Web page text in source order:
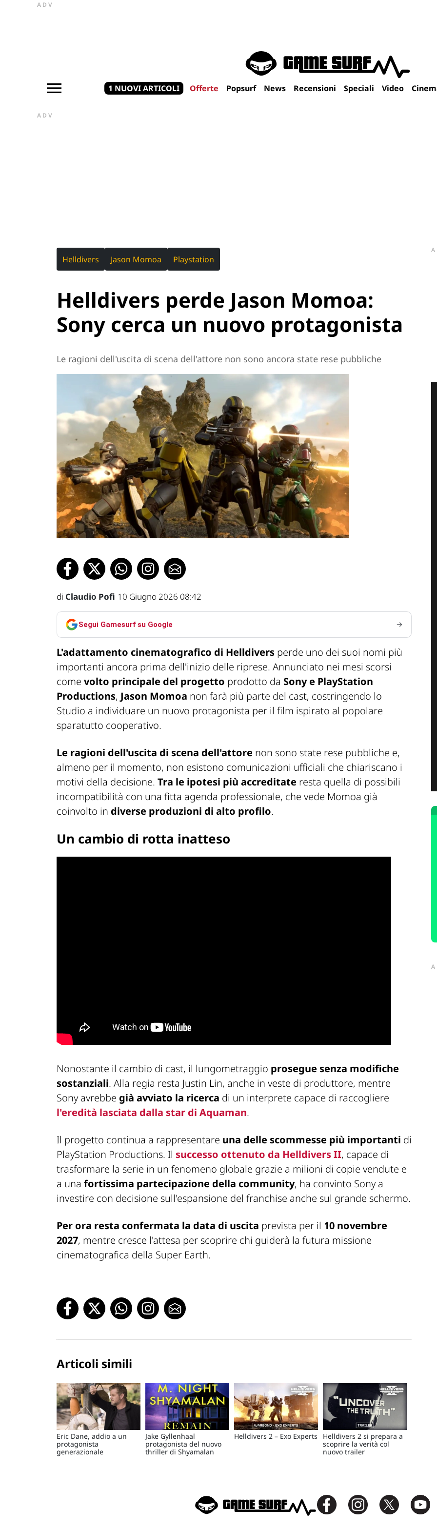
ADV
1 NUOVI ARTICOLI Offerte Popsurf News Recensioni Speciali Video
ADV
Helldivers Jason Momoa Playstation
Helldivers perde Jason Momoa:
Sony cerca un nuovo protagonista
Le ragioni dell'uscita di scena dell'attore non sono ancora state rese pubbliche
di Claudio Pofi 10 Giugno 2026 08:42
Segui Gamesurf su Google
L'adattamento cinematografico di Helldivers perde uno dei suoi nomi più
importanti ancora prima dell'inizio delle riprese. Annunciato nei mesi scorsi
come volto principale del progetto prodotto da Sony e PlayStation
Productions, Jason Momoa non farà più parte del cast, costringendo lo
Studio a individuare un nuovo protagonista per il film ispirato al popolare
sparatutto cooperativo.
Le ragioni dell'uscita di scena dell'attore non sono state rese pubbliche e,
almeno per il momento, non esistono comunicazioni ufficiali che chiariscano i
motivi della decisione. Tra le ipotesi più accreditate resta quella di possibili
incompatibilità con una fitta agenda professionale, che vede Momoa già
coinvolto in diverse produzioni di alto profilo.
Un cambio di rotta inatteso
Nonostante il cambio di cast, il lungometraggio prosegue senza modifiche
sostanziali. Alla regia resta Justin Lin, anche in veste di produttore, mentre
Sony avrebbe già avviato la ricerca di un interprete capace di raccogliere
l'eredità lasciata dalla star di Aquaman.
Il progetto continua a rappresentare una delle scommesse più importanti di
PlayStation Productions. Il successo ottenuto da Helldivers II, capace di
trasformare la serie in un fenomeno globale grazie a milioni di copie vendute e
a una fortissima partecipazione della community, ha convinto Sony a
investire con decisione sull'espansione del franchise anche sul grande schermo.
Per ora resta confermata la data di uscita prevista per il 10 novembre
2027, mentre cresce l'attesa per scoprire chi guiderà la futura missione
cinematografica della Super Earth.
Articoli simili
Eric Dane, addio a un
protagonista
generazionale
Jake Gyllenhaal
protagonista del nuovo
thriller di Shyamalan
Helldivers 2 – Exo Experts
Helldivers 2 si prepara a
scoprire la verità col
nuovo trailer